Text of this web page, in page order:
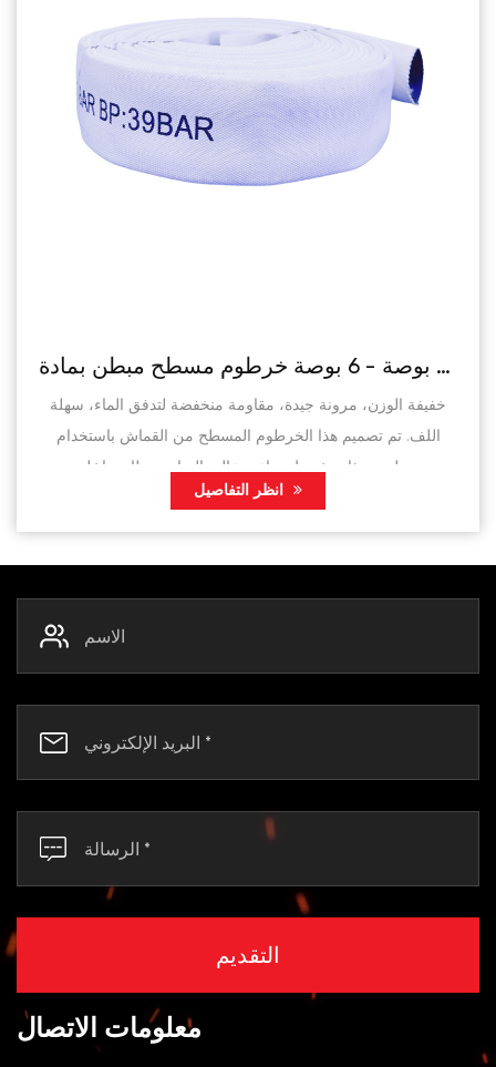
خرطوم قماشي مقاس 1 بوصة - 6 بوصة خرطوم مسطح مبطن بمادة PVC لإطفاء الحرائق/الري الزراعي
خفيفة الوزن، مرونة جيدة، مقاومة منخفضة لتدفق الماء، سهلة
اللف. تم تصميم هذا الخرطوم المسطح من القماش باستخدام
سترة بوليستر ذات خيوط صناعية عالية المتانة وبطانة داخلية من
معلومات الاتصال